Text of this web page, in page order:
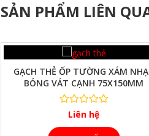
SẢN PHẨM LIÊN
GẠCH THẺ ỐP TƯỜNG XÁM
BÓNG VÁT CẠNH 75X150MM
Liên hệ
XEM NHANH